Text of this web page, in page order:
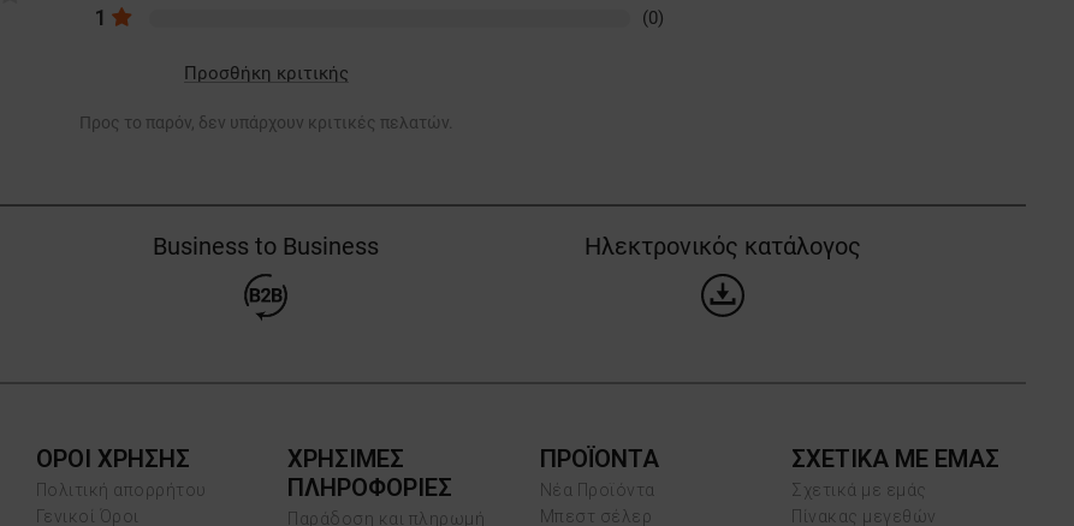
1 (0)
Προσθήκη κριτικής
Προς το παρόν, δεν υπάρχουν κριτικές πελατών.
Business to Business Ηλεκτρονικός κατάλογος
ΟΡΟΙ ΧΡΗΣΗΣ
Πολιτική απορρήτου
Γενικοί Όροι
ΧΡΗΣΙΜΕΣ
ΠΛΗΡΟΦΟΡΙΕΣ
Παράδοση και πληρωμή
ΠΡΟΪΌΝΤΑ
Νέα Προϊόντα
Μπεστ σέλερ
ΣΧΕΤΙΚΑ ΜΕ ΕΜΑΣ
Σχετικά με εμάς
Πίνακας μεγεθών